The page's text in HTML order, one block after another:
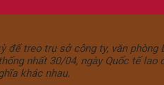
treo trụ sở công ty, văn
nhất 30/04, ngày Quốc tế lao
khác nhau.